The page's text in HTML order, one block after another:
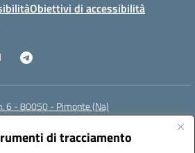
di tracciamento
Obiettivi di accessibilità
6 - 80050 - Pimonte (Na)
(PEC):naic86400x@pec.istruzione.it